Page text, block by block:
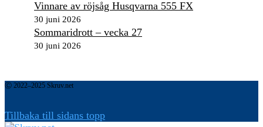
Vinnare av röjsåg Husqvarna 555 FX
30 juni 2026
Sommaridrott – vecka 27
30 juni 2026
Ⓒ 2022–2025 Skruv.net
Tillbaka till sidans topp